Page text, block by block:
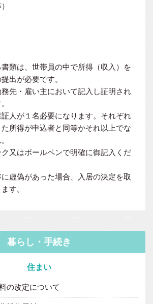
類は、世帯員の中で所得（収入）を
出が必要です。
先・雇い主において記入し証明され
人が１名必要になります。それぞれ
所得が申込者と同等かそれ以上でな
又はボールペンで明確に御記入くだ
虚偽があった場合、入居の決定を取
す。
暮らし・手続き
住まい
の改定について